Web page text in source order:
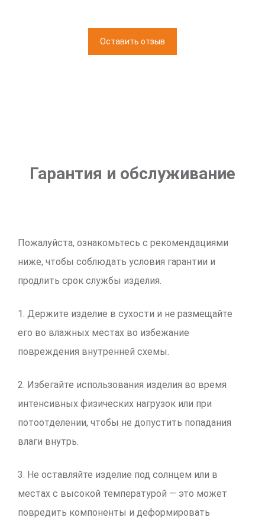
Оставить отзыв
Гарантия и обслуживание
Пожалуйста, ознакомьтесь с рекомендациями
ниже, чтобы соблюдать условия гарантии и
продлить срок службы изделия.
1. Держите изделие в сухости и не размещайте
его во влажных местах во избежание
повреждения внутренней схемы.
2. Избегайте использования изделия во время
интенсивных физических нагрузок или при
потоотделении, чтобы не допустить попадания
влаги внутрь.
3. Не оставляйте изделие под солнцем или в
местах с высокой температурой — это может
повредить компоненты и деформировать